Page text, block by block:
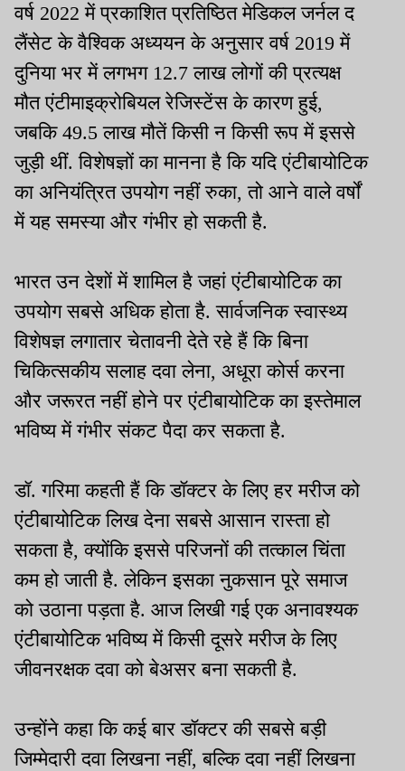
वर्ष 2022 में प्रकाशित प्रतिष्ठित मेडिकल जर्नल द
लैंसेट के वैश्विक अध्ययन के अनुसार वर्ष 2019 में
दुनिया भर में लगभग 12.7 लाख लोगों की प्रत्यक्ष
मौत एंटीमाइक्रोबियल रेजिस्टेंस के कारण हुई,
जबकि 49.5 लाख मौतें किसी न किसी रूप में इससे
जुड़ी थीं. विशेषज्ञों का मानना है कि यदि एंटीबायोटिक
का अनियंत्रित उपयोग नहीं रुका, तो आने वाले वर्षों
में यह समस्या और गंभीर हो सकती है.
भारत उन देशों में शामिल है जहां एंटीबायोटिक का
उपयोग सबसे अधिक होता है. सार्वजनिक स्वास्थ्य
विशेषज्ञ लगातार चेतावनी देते रहे हैं कि बिना
चिकित्सकीय सलाह दवा लेना, अधूरा कोर्स करना
और जरूरत नहीं होने पर एंटीबायोटिक का इस्तेमाल
भविष्य में गंभीर संकट पैदा कर सकता है.
डॉ. गरिमा कहती हैं कि डॉक्टर के लिए हर मरीज को
एंटीबायोटिक लिख देना सबसे आसान रास्ता हो
सकता है, क्योंकि इससे परिजनों की तत्काल चिंता
कम हो जाती है. लेकिन इसका नुकसान पूरे समाज
को उठाना पड़ता है. आज लिखी गई एक अनावश्यक
एंटीबायोटिक भविष्य में किसी दूसरे मरीज के लिए
जीवनरक्षक दवा को बेअसर बना सकती है.
उन्होंने कहा कि कई बार डॉक्टर की सबसे बड़ी
जिम्मेदारी दवा लिखना नहीं, बल्कि दवा नहीं लिखना